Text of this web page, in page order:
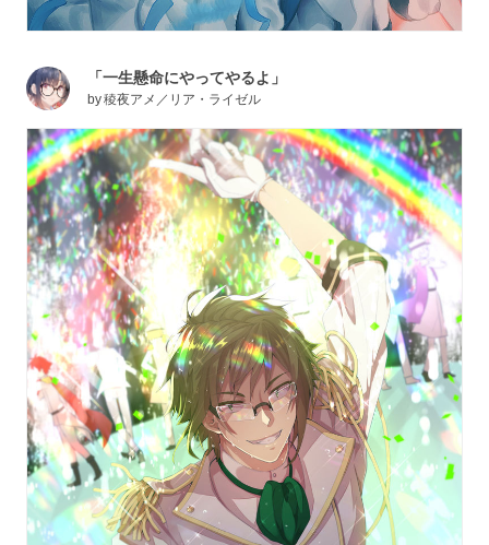
「一生懸命にやってやるよ」
by稜夜アメ／リア・ライゼル